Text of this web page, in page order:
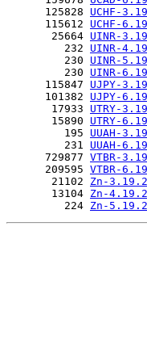
      125828
UCHF-
      115612
UCHF-
       25664
UINR-
         232
UINR-
         230
UINR-
         230
UINR-
      115847
UJPY-
      101382
UJPY-
       17933
UTRY-
       15890
UTRY-
         195
UUAH-
         231
UUAH-
      729877
VTBR-
      209595
VTBR-
       21102
Zn-
       13104
Zn-
         224
Zn-